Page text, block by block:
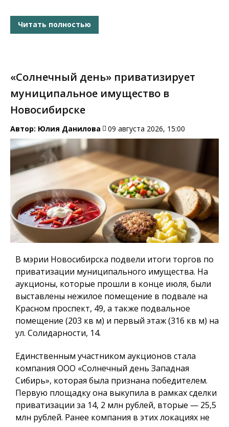
Читать полностью
«Солнечный день» приватизирует
муниципальное имущество в
Новосибирске
Автор: Юлия Данилова 09 августа 2026, 15:00
В мэрии Новосибирска подвели итоги торгов по
приватизации муниципального имущества. На
аукционы, которые прошли в конце июля, были
выставлены нежилое помещение в подвале на
Красном проспект, 49, а также подвальное
помещение (203 кв м) и первый этаж (316 кв м) на
ул. Солидарности, 14.
Единственным участником аукционов стала
компания ООО «Солнечный день Западная
Сибирь», которая была признана победителем.
Первую площадку она выкупила в рамках сделки
приватизации за 14, 2 млн рублей, вторые — 25,5
млн рублей. Ранее компания в этих локациях не